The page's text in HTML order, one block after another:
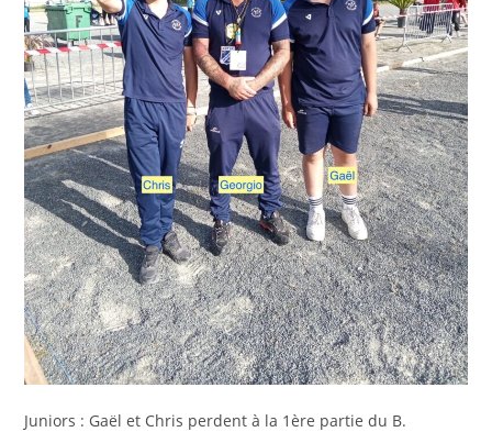
Juniors : Gaël et Chris perdent à la 1ère partie du B.